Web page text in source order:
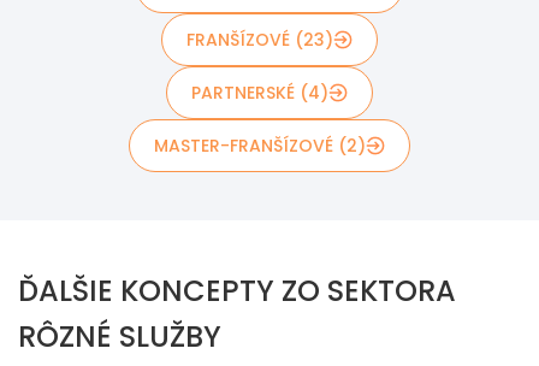
FRANŠÍZOVÉ (23)
PARTNERSKÉ (4)
MASTER-FRANŠÍZOVÉ (2)
ĎALŠIE KONCEPTY ZO SEKTORA
RÔZNÉ SLUŽBY